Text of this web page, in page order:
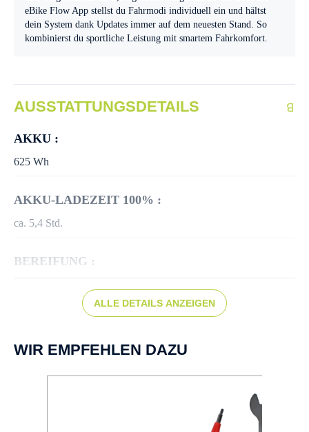
eBike Flow App stellst du Fahrmodi individuell ein und hältst
dein System dank Updates immer auf dem neuesten Stand. So
kombinierst du sportliche Leistung mit smartem Fahrkomfort.
AUSSTATTUNGSDETAILS
AKKU :
625 Wh
AKKU-LADEZEIT 100% :
ca. 5,4 Std.
BEREIFUNG :
Scheibenbremse hydr.
ALLE DETAILS ANZEIGEN
WIR EMPFEHLEN DAZU